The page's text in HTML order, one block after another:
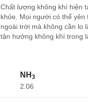
Chất lượng không khí hiện
khỏe. Mọi người có thể
ngoài trời mà không cần lo
tận hưởng không khí trong
NH 3
2.06